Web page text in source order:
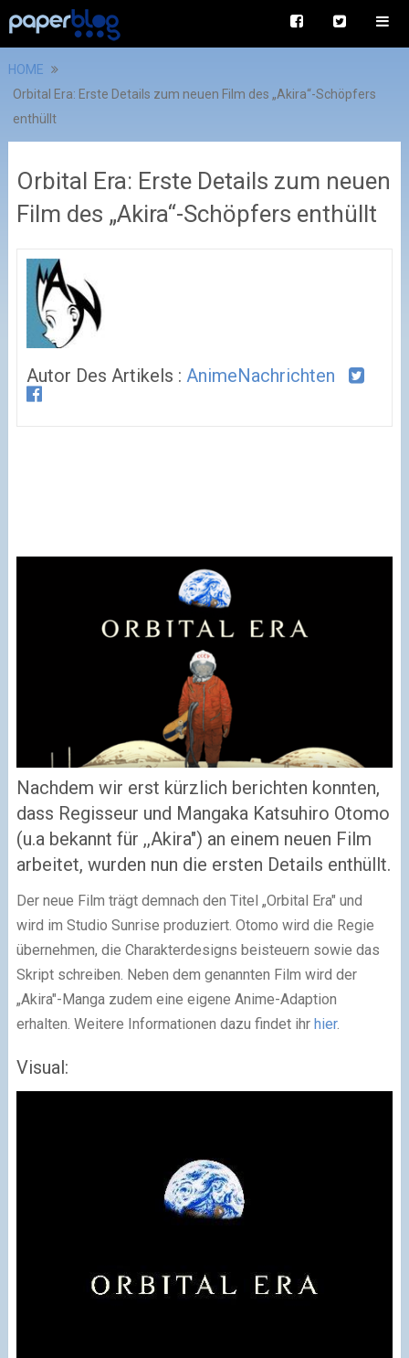
HOME
Orbital Era: Erste Details zum neuen Film des „Akira“-Schöpfers
enthüllt
Orbital Era: Erste Details zum neuen
Film des „Akira“-Schöpfers enthüllt
Autor Des Artikels : AnimeNachrichten
Nachdem wir erst kürzlich berichten konnten,
dass Regisseur und Mangaka Katsuhiro Otomo
(u.a bekannt für ,,Akira") an einem neuen Film
arbeitet, wurden nun die ersten Details enthüllt.
Der neue Film trägt demnach den Titel „Orbital Era" und
wird im Studio Sunrise produziert. Otomo wird die Regie
übernehmen, die Charakterdesigns beisteuern sowie das
Skript schreiben. Neben dem genannten Film wird der
„Akira"-Manga zudem eine eigene Anime-Adaption
erhalten. Weitere Informationen dazu findet ihr hier.
Visual: